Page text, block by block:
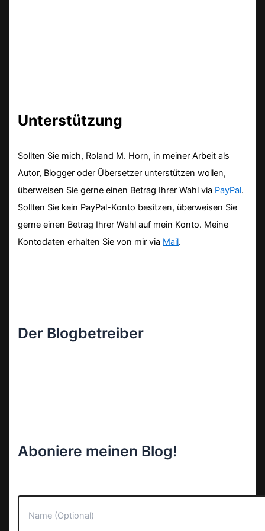
Unterstützung
Sollten Sie mich, Roland M. Horn, in meiner Arbeit als
Autor, Blogger oder Übersetzer unterstützen wollen,
überweisen Sie gerne einen Betrag Ihrer Wahl via PayPal.
Sollten Sie kein PayPal-Konto besitzen, überweisen Sie
gerne einen Betrag Ihrer Wahl auf mein Konto. Meine
Kontodaten erhalten Sie von mir via Mail.
Der Blogbetreiber
Aboniere meinen Blog!